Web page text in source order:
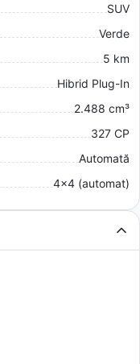
SUV
Verde
5 km
Hibrid Plug-In
2.488 cm³
327 CP
Automată
4x4 (automat)